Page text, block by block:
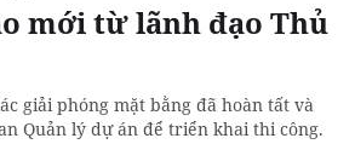
mới từ lãnh đạo Thủ
giải phóng mặt bằng đã hoàn tất và
Quản lý dự án để triển khai thi công.